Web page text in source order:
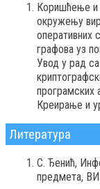
Коришћење
окружењу
оперативних
графова уз
Увод у рад
програмских
Креирање и
Литература
С. Ђенић,
предмета,